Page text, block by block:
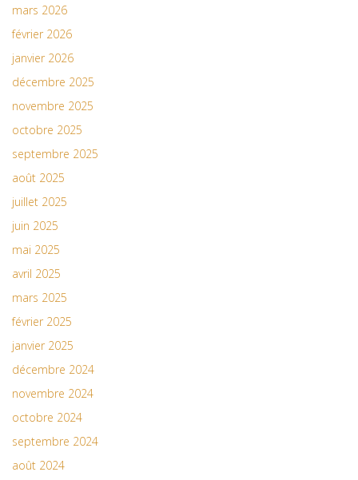
mars 2026
février 2026
janvier 2026
décembre 2025
novembre 2025
octobre 2025
septembre 2025
août 2025
juillet 2025
juin 2025
mai 2025
avril 2025
mars 2025
février 2025
janvier 2025
décembre 2024
novembre 2024
octobre 2024
septembre 2024
août 2024